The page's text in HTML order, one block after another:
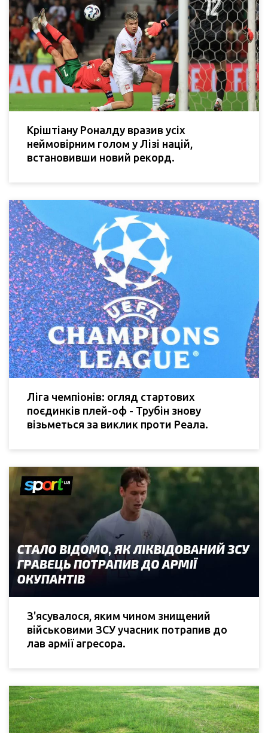
Кріштіану Роналду вразив усіх
неймовірним голом у Лізі націй,
встановивши новий рекорд.
Ліга чемпіонів: огляд стартових
поєдинків плей-оф - Трубін знову
візьметься за виклик проти Реала.
З'ясувалося, яким чином знищений
військовими ЗСУ учасник потрапив до
лав армії агресора.